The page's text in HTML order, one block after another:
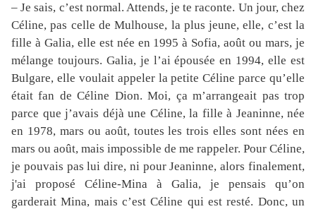
– Je sais, c’est normal. Attends, je te raconte. Un jour, chez
Céline, pas celle de Mulhouse, la plus jeune, elle, c’est la
fille à Galia, elle est née en 1995 à Sofia, août ou mars, je
mélange toujours. Galia, je l’ai épousée en 1994, elle est
Bulgare, elle voulait appeler la petite Céline parce qu’elle
était fan de Céline Dion. Moi, ça m’arrangeait pas trop
parce que j’avais déjà une Céline, la fille à Jeaninne, née
en 1978, mars ou août, toutes les trois elles sont nées en
mars ou août, mais impossible de me rappeler. Pour Céline,
je pouvais pas lui dire, ni pour Jeaninne, alors finalement,
j'ai proposé Céline-Mina à Galia, je pensais qu’on
garderait Mina, mais c’est Céline qui est resté. Donc, un